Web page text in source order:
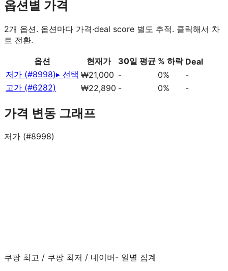
옵션별 가격
2개 옵션. 옵션마다 가격·deal score 별도 추적. 클릭해서 차
트 전환.
옵션 현재가 30일 평균 % 하락 Deal
저가 (#8998)▸ 선택 ₩21,000 - 0%
-
고가 (#6282)
₩22,890 - 0% -
가격 변동 그래프
저가 (#8998)
쿠팡 최고 / 쿠팡 최저 / 네이버- 일별 집계